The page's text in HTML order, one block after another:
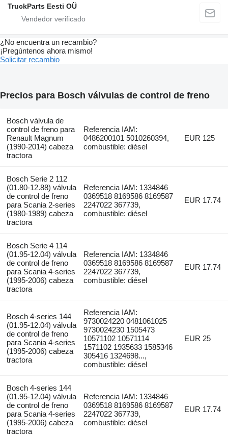
TruckParts Eesti OÜ
¿No encuentra un recambio?
¡Pregúntenos ahora mismo!
Solicitar recambio
Precios para Bosch válvulas de control de freno
Bosch válvula de
control de freno para
Renault Magnum
(1990-2014) cabeza
tractora
Referencia IAM:
0486200101 5010260394,
combustible: diésel
EUR 125
Bosch Serie 2 112
(01.80-12.88) válvula
de control de freno
para Scania 2-series
(1980-1989) cabeza
tractora
Referencia IAM: 1334846
0369518 8169586 8169587
2247022 367739,
combustible: diésel
EUR 17.74
Bosch Serie 4 114
(01.95-12.04) válvula
de control de freno
para Scania 4-series
(1995-2006) cabeza
tractora
Referencia IAM: 1334846
0369518 8169586 8169587
2247022 367739,
combustible: diésel
EUR 17.74
Bosch 4-series 144
(01.95-12.04) válvula
de control de freno
para Scania 4-series
(1995-2006) cabeza
tractora
Referencia IAM:
9730024220 0481061025
9730024230 1505473
10571102 10571114
1571102 1935633 1585346
305416 1324698...,
combustible: diésel
EUR 25
Bosch 4-series 144
(01.95-12.04) válvula
de control de freno
para Scania 4-series
(1995-2006) cabeza
tractora
Referencia IAM: 1334846
0369518 8169586 8169587
2247022 367739,
combustible: diésel
EUR 17.74